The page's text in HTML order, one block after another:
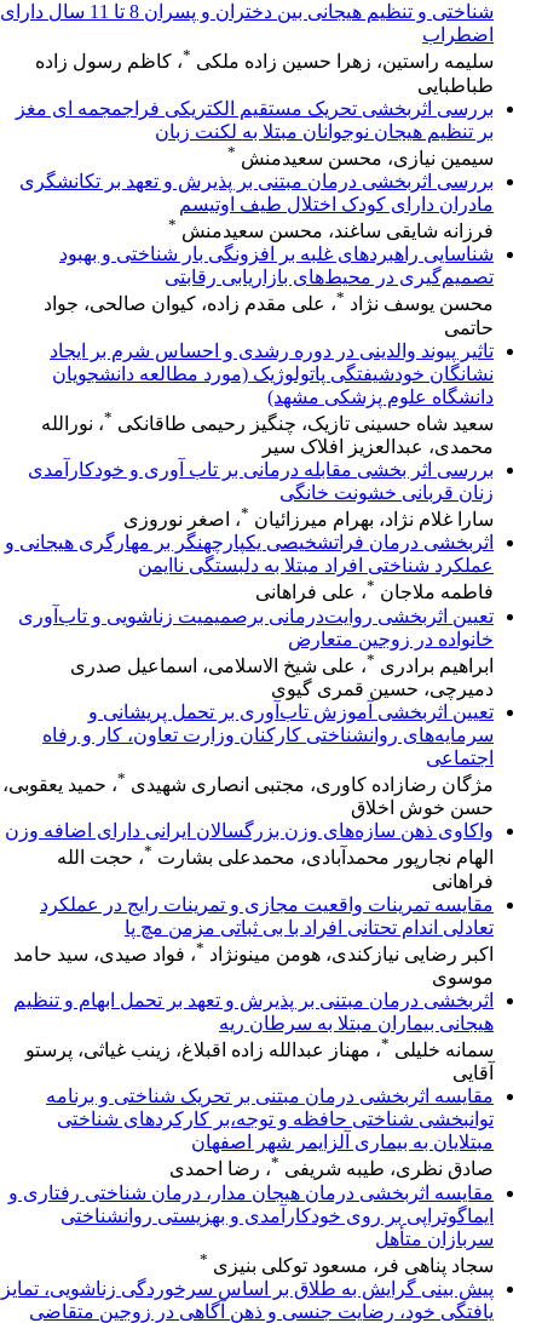
شناختی و تنظیم هیجانی بین دختران و پسران 8 تا 11 سال دارای
اضطراب
سلیمه راستین، زهرا حسین زاده ملکی * ، کاظم رسول زاده
طباطبایی
بررسی اثربخشی تحریک مستقیم الکتریکی فراجمجمه ای مغز
بر تنظیم هیجان نوجوانان مبتلا به لکنت زبان
سیمین نیازی، محسن سعیدمنش *
بررسی اثربخشی درمان مبتنی بر پذیرش و تعهد بر تکانشگری
مادران دارای کودک اختلال طیف اوتیسم
فرزانه شایقی ساغند، محسن سعیدمنش *
شناسایی راهبردهای غلبه بر افزونگی بار شناختی و بهبود
تصمیم‌گیری در محیط‌های بازاریابی رقابتی
محسن یوسف نژاد * ، علی مقدم زاده، کیوان صالحی، جواد
حاتمی
تاثیر پیوند والدینی در دوره رشدی و احساس شرم بر ایجاد
نشانگان خودشیفتگی پاتولوژیک (مورد مطالعه دانشجویان
دانشگاه علوم پزشکی مشهد)
سعید شاه حسینی تازیک، چنگیز رحیمی طاقانکی *، نورالله
محمدی، عبدالعزیز افلاک سیر
بررسی اثر بخشی مقابله درمانی بر تاب آوری و خودکارآمدی
زنان قربانی خشونت خانگی
سارا غلام نژاد، بهرام میرزائیان *، اصغر نوروزی
اثربخشی درمان فراتشخیصی یکپارچهنگر بر مهارگری هیجانی و
عملکرد شناختی افراد مبتلا به دلبستگی ناایمن
فاطمه ملاجان * ، علی فراهانی
تعیین اثربخشی روایت‌درمانی برصمیمیت زناشویی و تاب‌آوری
خانواده در زوجین متعارض
ابراهیم برادری *، علی شیخ الاسلامی، اسماعیل صدری
دمیرچی، حسین قمری گیوی
تعیین اثربخشی آموزش تاب‌آوری بر تحمل پریشانی و
سرمایه‌های روانشناختی کارکنان وزارت تعاون، کار و رفاه
اجتماعی
مژگان رضازاده کاوری، مجتبی انصاری شهیدی *، حمید یعقوبی،
حسن خوش اخلاق
واکاوی ذهن سازه‌های وزن بزرگسالان ایرانی دارای اضافه وزن
الهام نجارپور محمدآبادی، محمدعلی بشارت * ، حجت الله
فراهانی
مقایسه تمرینات واقعیت مجازی و تمرینات رایج در عملکرد
تعادلی اندام تحتانی افراد با بی ثباتی مزمن مچ پا
اکبر رضایی نیازکندی، هومن مینونژاد *، فواد صیدی، سید حامد
موسوی
اثربخشی درمان مبتنی بر پذیرش و تعهد بر تحمل ابهام و تنظیم
هیجانی بیماران مبتلا به سرطان ریه
سمانه خلیلی *، مهناز عبدالله زاده اقبلاغ، زینب غیاثی، پرستو
آقایی
مقایسه اثربخشی درمان مبتنی بر تحریک شناختی و برنامه
توانبخشی شناختی حافظه و توجه،بر کارکردهای شناختی
مبتلایان به بیماری آلزایمر شهر اصفهان
صادق نظری، طیبه شریفی * ، رضا احمدی
مقایسه اثربخشی درمان هیجان مدار، درمان شناختی رفتاری و
ایماگوتراپی بر روی خودکارآمدی و بهزیستی روانشناختی
سربازان متأهل
سجاد پناهی فر، مسعود توکلی بنیزی *
پیش بینی گرایش به طلاق بر اساس سرخوردگی زناشویی، تمایز
یافتگی خود، رضایت جنسی و ذهن آگاهی در زوجین متقاضی